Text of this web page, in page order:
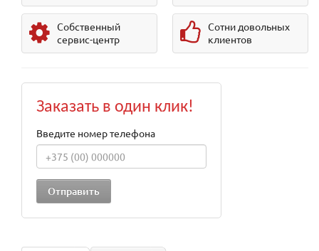
Собственный
сервис-центр
Сотни довольных
клиентов
Заказать в один клик!
Введите номер телефона